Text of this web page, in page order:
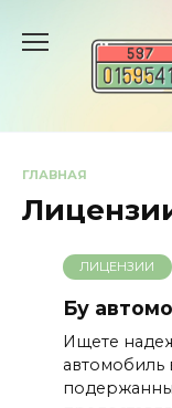
содержанию
ГЛАВНАЯ
ЛИЦЕНЗИИ
Бу
Ищете